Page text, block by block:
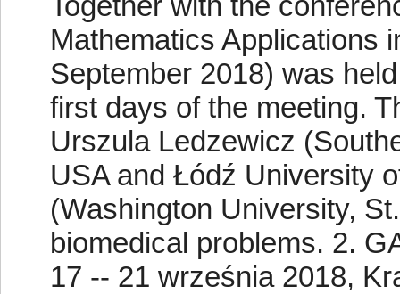
Mathematics Applications
September 2018) was
first days of the meeting.
Urszula Ledzewicz
USA and Łódź University
(Washington University,
biomedical problems. 2.
17 -- 21 września 2018,